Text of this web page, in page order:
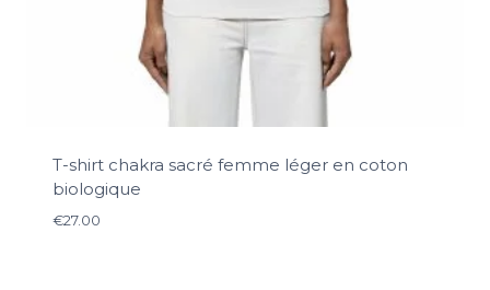
T-shirt chakra sacré femme léger en coton
biologique
€27.00